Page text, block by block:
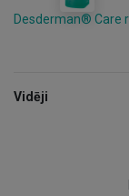
Vidēji